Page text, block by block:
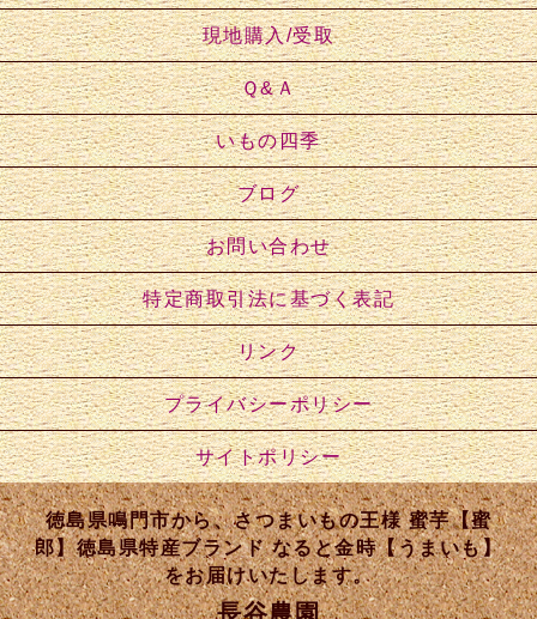
現地購入/受取
Ｑ&Ａ
いもの四季
ブログ
お問い合わせ
特定商取引法に基づく表記
リンク
プライバシーポリシー
サイトポリシー
徳島県鳴門市から、さつまいもの王様 蜜芋【蜜
郎】徳島県特産ブランド なると金時【うまいも】
をお届けいたします。
長谷農園